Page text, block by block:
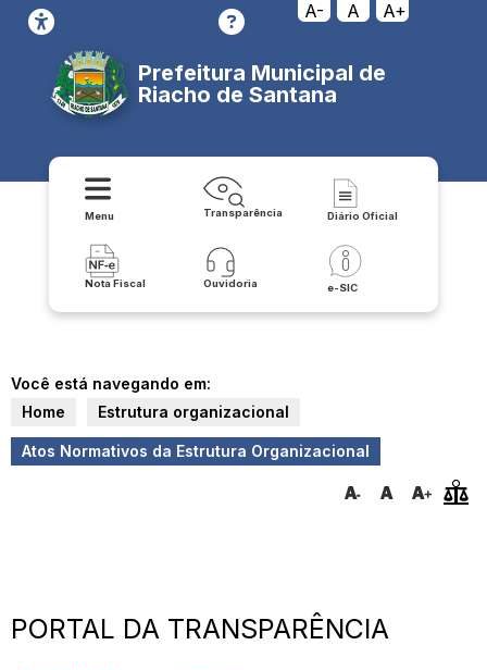
A- A A+
Prefeitura Municipal de
Riacho de Santana
Menu Transparência Diário Oficial
Nota Fiscal Ouvidoria e-SIC
Você está navegando em:
Home
Estrutura organizacional
Atos Normativos da Estrutura Organizacional
PORTAL DA TRANSPARÊNCIA